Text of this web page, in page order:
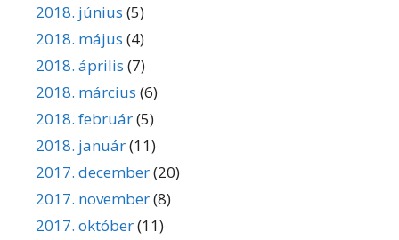
2018. június (5)
2018. május (4)
2018. április (7)
2018. március (6)
2018. február(5)
2018. január(11)
2017. december(20)
2017. november(8)
2017. október(11)